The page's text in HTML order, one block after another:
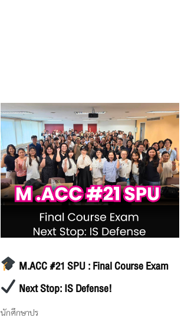
M.ACC #21 SPU : Final Course Exam
Next Stop: IS Defense!
นักศึกษาปร